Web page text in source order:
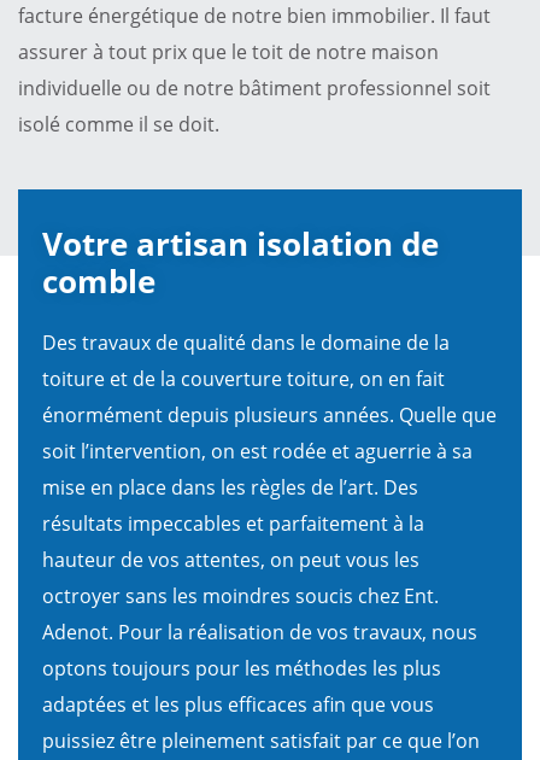
facture énergétique de notre bien immobilier. Il faut
assurer à tout prix que le toit de notre maison
individuelle ou de notre bâtiment professionnel soit
isolé comme il se doit.
Votre artisan isolation de
comble
Des travaux de qualité dans le domaine de la
toiture et de la couverture toiture, on en fait
énormément depuis plusieurs années. Quelle que
soit l’intervention, on est rodée et aguerrie à sa
mise en place dans les règles de l’art. Des
résultats impeccables et parfaitement à la
hauteur de vos attentes, on peut vous les
octroyer sans les moindres soucis chez Ent.
Adenot. Pour la réalisation de vos travaux, nous
optons toujours pour les méthodes les plus
adaptées et les plus efficaces afin que vous
puissiez être pleinement satisfait par ce que l’on